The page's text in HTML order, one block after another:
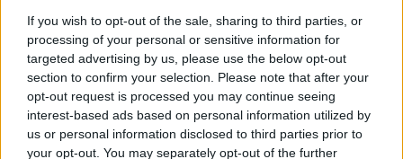
If you wish to opt-out of the sale, sharing to third parties, or
processing of your personal or sensitive information for
targeted advertising by us, please use the below opt-out
section to confirm your selection. Please note that after your
opt-out request is processed you may continue seeing
interest-based ads based on personal information utilized by
us or personal information disclosed to third parties prior to
your opt-out. You may separately opt-out of the further
ΚΟΣΜΟΣ
Το τείχος των 12 δισ. δολαρίων: Η Ιαπωνία
υψώνει άμυνα απέναντι στη δύναμη της
θάλασσας
ΠΕΡΙΕΡΓΑ - ΠΑΡΑΞΕΝΑ
Το κρέας - πολυτέλεια από την
Ιαπωνία που λιώνει στο στόμα